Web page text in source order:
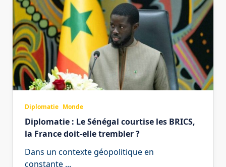
Diplomatie Monde
Diplomatie : Le Sénégal courtise les BRICS,
la France doit-elle trembler ?
Dans un contexte géopolitique en
constante ...